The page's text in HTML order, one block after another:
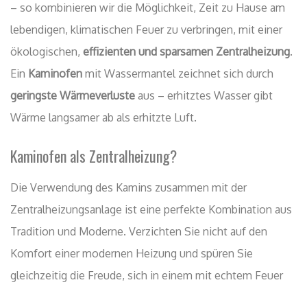
– so kombinieren wir die Möglichkeit, Zeit zu Hause am
lebendigen, klimatischen Feuer zu verbringen, mit einer
ökologischen, effizienten und sparsamen Zentralheizung.
Ein Kaminofen mit Wassermantel zeichnet sich durch
geringste Wärmeverluste aus – erhitztes Wasser gibt
Wärme langsamer ab als erhitzte Luft.
Kaminofen als Zentralheizung?
Die Verwendung des Kamins zusammen mit der
Zentralheizungsanlage ist eine perfekte Kombination aus
Tradition und Moderne. Verzichten Sie nicht auf den
Komfort einer modernen Heizung und spüren Sie
gleichzeitig die Freude, sich in einem mit echtem Feuer